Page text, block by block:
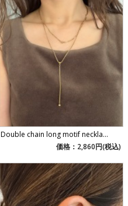
Double chain long motif neckla...
価格：2,860円(税込)